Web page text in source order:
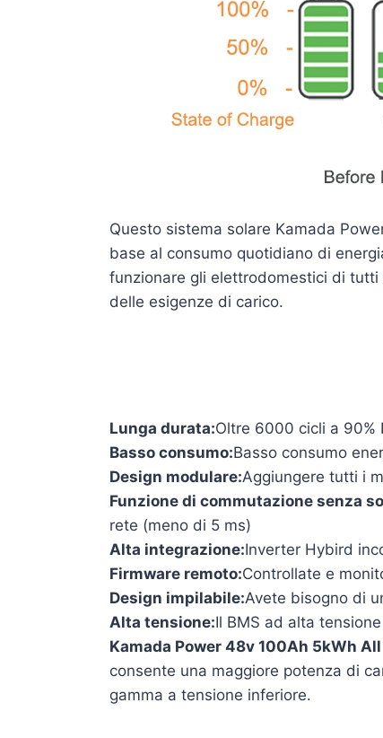
Questo sistema solare Kamada
base al consumo quotidiano di
funzionare gli elettrodomestici di
delle esigenze di carico.
Lunga durata:Oltre 6000 cicli a 90%
Basso consumo:Basso consumo
Design modulare:Aggiungere tutti i
Funzione di commutazione senza
rete (meno di 5 ms)
Alta integrazione:Inverter Hybird
Firmware remoto:Controllate e
Design impilabile:Avete bisogno di
Alta tensione:Il BMS ad alta
Kamada Power 48v 100Ah 5kWh
consente una maggiore potenza di
gamma a tensione inferiore.